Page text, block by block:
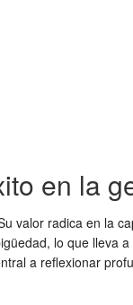
en la
valor radica en la
lo que lleva
a reflexionar